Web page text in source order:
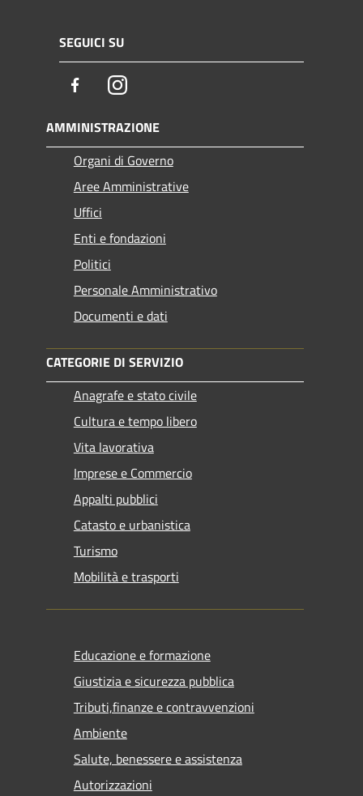
SEGUICI SU
FacebookInstagram
AMMINISTRAZIONE
Organi di Governo
Aree Amministrative
Uffici
Enti e fondazioni
Politici
Personale Amministrativo
Documenti e dati
CATEGORIE DI SERVIZIO
Anagrafe e stato civile
Cultura e tempo libero
Vita lavorativa
Imprese e Commercio
Appalti pubblici
Catasto e urbanistica
Turismo
Mobilità e trasporti
Educazione e formazione
Giustizia e sicurezza pubblica
Tributi,finanze e contravvenzioni
Ambiente
Salute, benessere e assistenza
Autorizzazioni